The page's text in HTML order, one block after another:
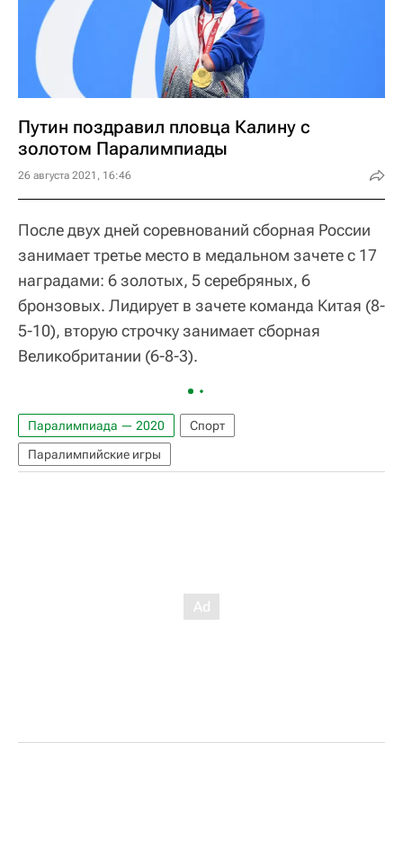
Путин поздравил пловца Калину с
золотом Паралимпиады
26 августа 2021, 16:46
После двух дней соревнований сборная России
занимает третье место в медальном зачете с 17
наградами: 6 золотых, 5 серебряных, 6
бронзовых. Лидирует в зачете команда Китая (8-
5-10), вторую строчку занимает сборная
Великобритании (6-8-3).
Паралимпиада — 2020
Спорт
Паралимпийские игры